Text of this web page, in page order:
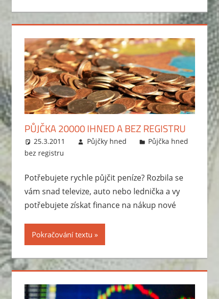
PŮJČKA 20000 IHNED A BEZ REGISTRU
25.3.2011 Půjčky hned
Půjčka hned
bez registru
Potřebujete rychle půjčit peníze? Rozbila se
vám snad televize, auto nebo lednička a vy
potřebujete získat finance na nákup nové
Pokračování textu